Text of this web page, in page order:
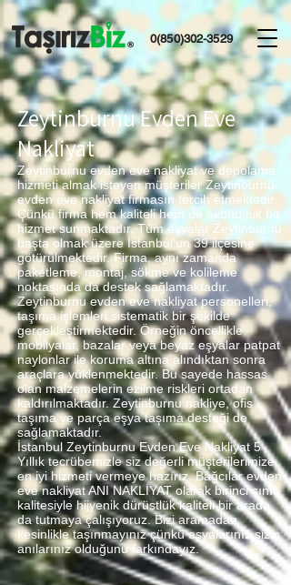
0(850)302-3529
Zeytinburnu Evden Eve
Nakliyat
Zeytinburnu evden eve nakliyat ve depolama
hizmeti almak isteyen müşteriler Zeytinburnu
evden eve nakliyat firmasın tercih etmektedir.
Çünkü firma hem kaliteli hem de ekonomik bir
hizmet sunmaktadır. Tüm eşyalar Zeytinburnu
başta olmak üzere İstanbul’un 39 ilçesine
götürülmektedir. Firma, aynı zamanda
paketleme, montaj, sökme ve kolileme
noktasında da destek sağlamaktadır.
Zeytinburnu evden eve nakliyat personelleri,
taşıma işlemleri sistematik bir şekilde
gerçekleştirmektedir. Örneğin öncellikle
mobilyalar, bazalar veya beyaz eşyalar patpat
naylonlar ile koruma altına alındıktan sonra
araçlara yüklenmektedir. Bu sayede hassas
olan malzemelerin ezilme riskleri ortadan
kaldırılmaktadır. Zeytinburnu nakliye, ofis
taşıma ve parça eşya taşıma desteği de
sağlamaktadır.
İstanbul Zeytinburnu Evden Eve Nakliyat 5
Yıllık tecrübemizle siz değerli müşterilerimize
en iyi hizmeti vermeye hazırız. Bağcılar evden
eve nakliyat ANI NAKLİYAT olarak birinci sınıf
kalitesiyle hijyenik dürüstlük kaliteli bir arada
da tutmaya çalışıyoruz. Bizi aramadan
kesinlikle taşınmayınız çünkü eşyalarınız sizin
anılarınız olduğunu farkındayız.